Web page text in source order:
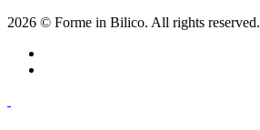
2026 © Forme in Bilico. All rights reserved.